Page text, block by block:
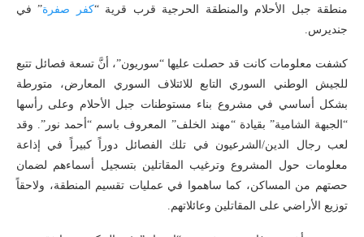
منطقة جبل الأحلام والمنطقة الحرجية قرب قرية “كفر صفرة” في
جنديرس.
كشفت معلومات كانت قد حصلت عليها “سوريون”، أنَّ تسعة فصائل تتبع
للجيش الوطني السوري التابع للائتلاف السوري المعارض، متورطة
بشكل أساسي في مشروع بناء مستوطنات جبل الأحلام وعلى رأسها
“الجبهة الشامية” بقيادة “مهند الخلف” المعروف باسم “أحمد نور”. وقد
لعب رجال الدين/الشرعيون في تلك الفصائل دوراً كبيراً في إذاعة
معلومات حول المشروع وترغيب المقاتلين بتسجيل أسماءهم لضمان
حصتهم من المساكن، كما ساهموا في عمليات تقسيم المنطقة، ولاحقاً
توزيع الأراضي على المقاتلين وعائلاتهم.